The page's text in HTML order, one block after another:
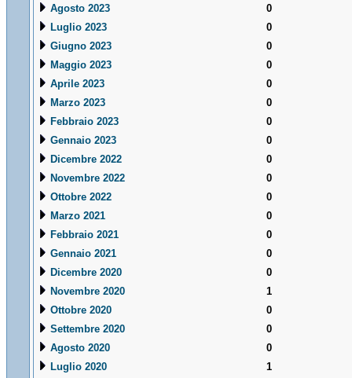
Agosto 2023
0
Luglio 2023
0
Giugno 2023
0
Maggio 2023
0
Aprile 2023
0
Marzo 2023
0
Febbraio 2023
0
Gennaio 2023
0
Dicembre 2022
0
Novembre 2022
0
Ottobre 2022
0
Marzo 2021
0
Febbraio 2021
0
Gennaio 2021
0
Dicembre 2020
0
Novembre 2020
1
Ottobre 2020
0
Settembre 2020
0
Agosto 2020
0
Luglio 2020
1